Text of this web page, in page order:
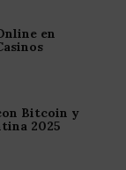
en
Bitcoin y
2025